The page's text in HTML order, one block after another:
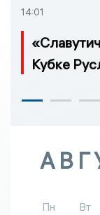
14:01
Кубке
Пн Вт